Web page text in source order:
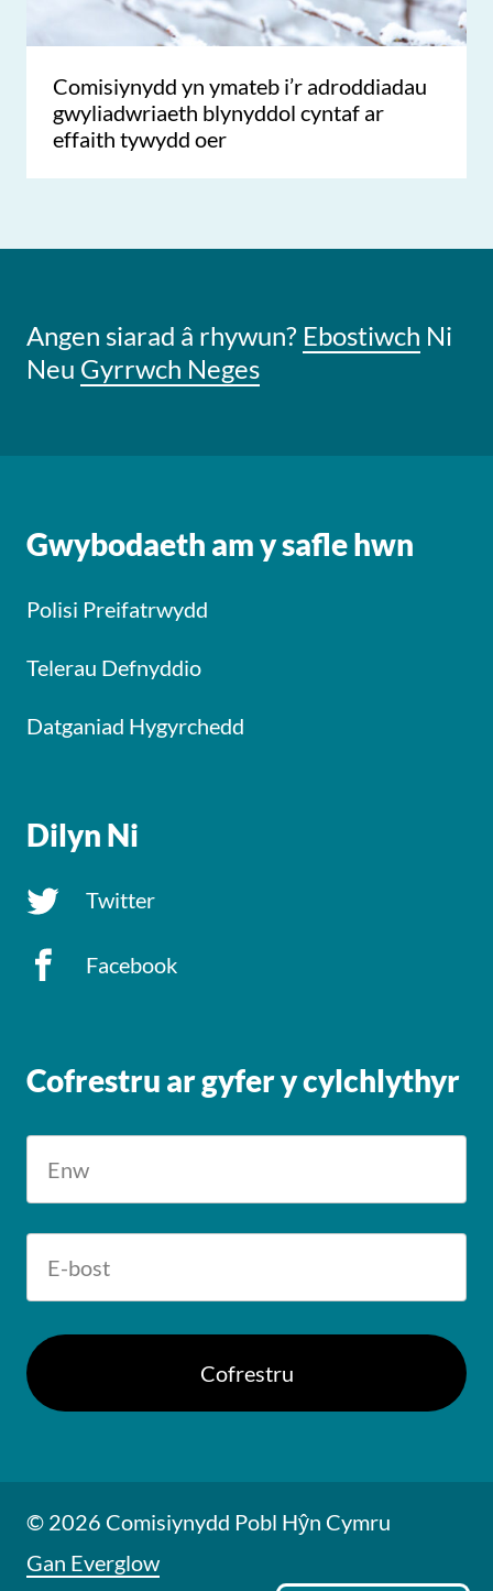
Comisiynydd yn ymateb i’r adroddiadau
gwyliadwriaeth blynyddol cyntaf ar
effaith tywydd oer
Angen siarad â rhywun? Ebostiwch Ni
Neu Gyrrwch Neges
Gwybodaeth am y safle hwn
Polisi Preifatrwydd
Telerau Defnyddio
Datganiad Hygyrchedd
Dilyn Ni
Twitter
Facebook
Cofrestru ar gyfer y cylchlythyr
© 2026 Comisiynydd Pobl Hŷn Cymru
Gan Everglow